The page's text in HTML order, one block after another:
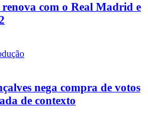
com o Real Madrid e
nega compra de votos
de contexto